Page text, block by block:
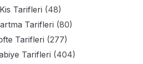
Kis Tarifleri (48)
Tarifleri (80)
Tarifleri (277)
Tarifleri (404)